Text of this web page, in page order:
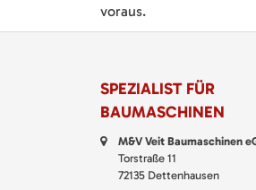
voraus.
SPEZIALIST FÜR
BAUMASCHINEN
M&V Veit Baumaschinen
Torstraße 11
72135 Dettenhausen